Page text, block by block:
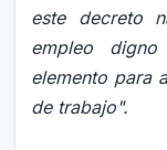
este decreto
empleo
elemento para
de trabajo".